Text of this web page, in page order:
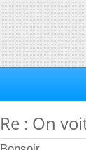
Re : On